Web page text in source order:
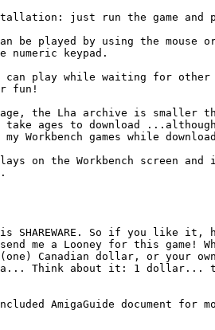
just run the game and
be played by using the mouse
numeric keypad.
can play while waiting for
fun!
the Lha archive is smaller
ages to download
Workbench games while
on the Workbench screen
SHAREWARE. So if you like it,
me a Looney for this game!
Canadian dollar, or your
Think about it: 1 dollar...
AmigaGuide document for